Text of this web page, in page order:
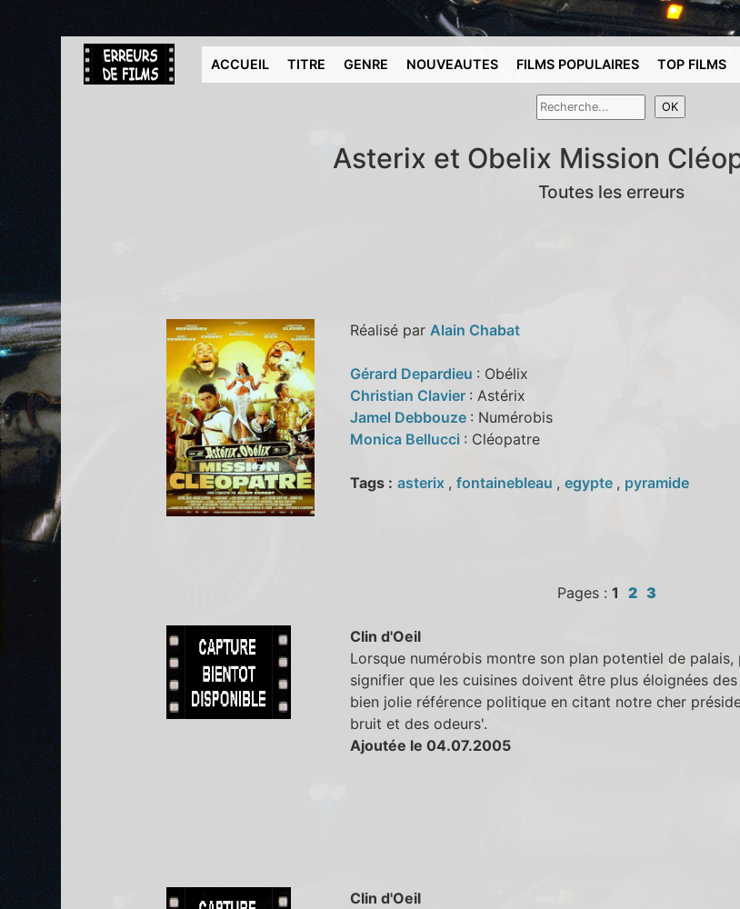
ACCUEIL TITRE GENRE NOUVEAUTES FILMS POPULAIRES TOP FILMS
Asterix et Obelix Mission
Toutes les erreurs
Réalisé par Alain Chabat
Gérard Depardieu : Obélix
Christian Clavier : Astérix
Jamel Debbouze : Numérobis
Monica Bellucci : Cléopatre
Tags : asterix , fontainebleau , egypte , pyramide
Pages : 1 2 3
Clin d'Oeil
Lorsque numérobis montre son plan potentiel de
signifier que les cuisines doivent être plus éloignées
bien jolie référence politique en citant notre cher
bruit et des odeurs'.
Ajoutée le 04.07.2005
Clin d'Oeil